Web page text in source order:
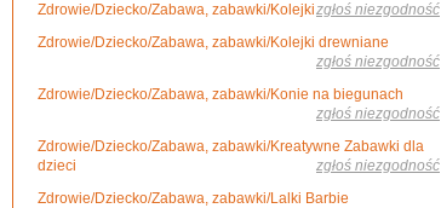
Zdrowie/Dziecko/Zabawa, zabawki/Kolejkizgłoś niezgodność
Zdrowie/Dziecko/Zabawa, zabawki/Kolejki drewniane
zgłoś niezgodność
Zdrowie/Dziecko/Zabawa, zabawki/Konie na biegunach
zgłoś niezgodność
Zdrowie/Dziecko/Zabawa, zabawki/Kreatywne Zabawki dla
dzieci
zgłoś niezgodność
Zdrowie/Dziecko/Zabawa, zabawki/Lalki Barbie